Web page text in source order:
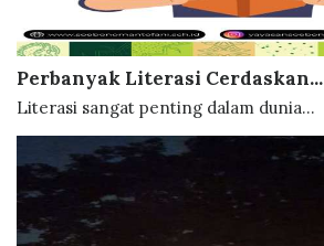
Perbanyak Literasi Cerdaskan...
Literasi sangat penting dalam dunia...